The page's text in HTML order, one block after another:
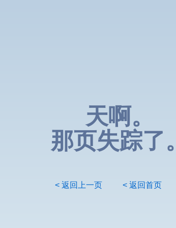
天啊。
那页失踪了。
< 返回上一页 < 返回首页